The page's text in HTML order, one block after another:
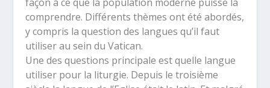
comprendre. Différents thèmes ont été abordés,
y compris la question des langues qu’il faut
utiliser au sein du Vatican.
Une des questions principale est quelle langue
utiliser pour la liturgie. Depuis le troisième